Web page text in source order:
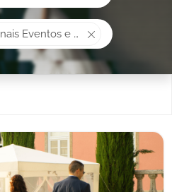
O que procura?
Ideias originais Eventos e Casa